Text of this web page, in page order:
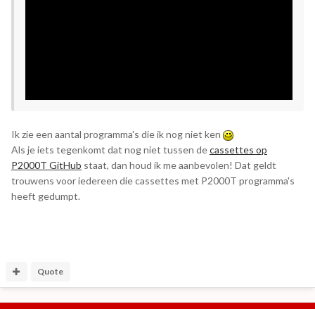
Ik zie een aantal programma's die ik nog niet ken
Als je iets tegenkomt dat nog niet tussen decassettes op
P2000T GitHub staat, dan houd ik me aanbevolen! Dat geldt
trouwens voor iedereen die cassettes met P2000T programma's
heeft gedumpt.
Quote